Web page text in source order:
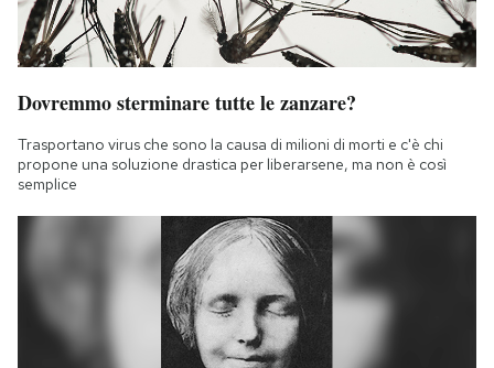
Hai bisogno di aiuto?
Esci
Dovremmo sterminare tutte le zanzare?
Trasportano virus che sono la causa di milioni di morti e c'è chi
propone una soluzione drastica per liberarsene, ma non è così
semplice